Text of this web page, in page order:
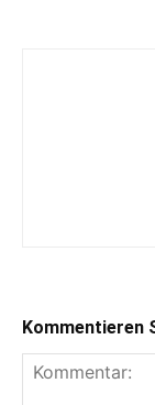
Kommentieren